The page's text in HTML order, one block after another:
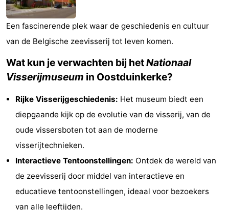
Vakantiehuizen
-
Nieuwpoort
-
aan
Westende
Last
Zien
doen
Bezienswaardigheden
Een fascinerende plek waar de geschiedenis en cultuur
van de Belgische zeevisserij tot leven komen.
Wat kun je verwachten bij hetNationaal
Visserijmuseum in Oostduinkerke?
Rijke Visserijgeschiedenis: Het museum biedt een
diepgaande kijk op de evolutie van de visserij, van de
oude vissersboten tot aan de moderne
visserijtechnieken.
Interactieve Tentoonstellingen: Ontdek de wereld van
de zeevisserij door middel van interactieve en
educatieve tentoonstellingen, ideaal voor bezoekers
van alle leeftijden.